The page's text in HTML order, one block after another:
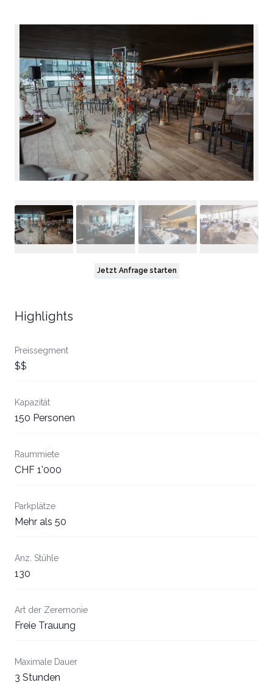
Jetzt Anfrage starten
Highlights
Preissegment
$$
Kapazität
150 Personen
Raummiete
CHF 1'000
Parkplätze
Mehr als 50
Anz. Stühle
130
Art der Zeremonie
Freie Trauung
Maximale Dauer
3 Stunden